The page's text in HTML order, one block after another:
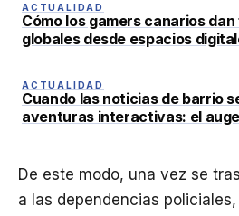
ACTUALIDAD
Cómo los gamers canarios
globales desde espacios
ACTUALIDAD
Cuando las noticias de barrio
aventuras interactivas: el
De este modo, una vez se
a las dependencias